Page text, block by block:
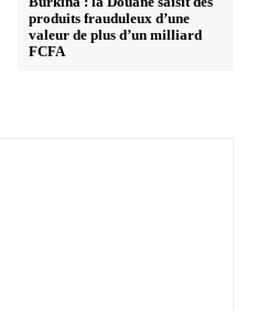
produits frauduleux d’une
valeur de plus d’un milliard
FCFA